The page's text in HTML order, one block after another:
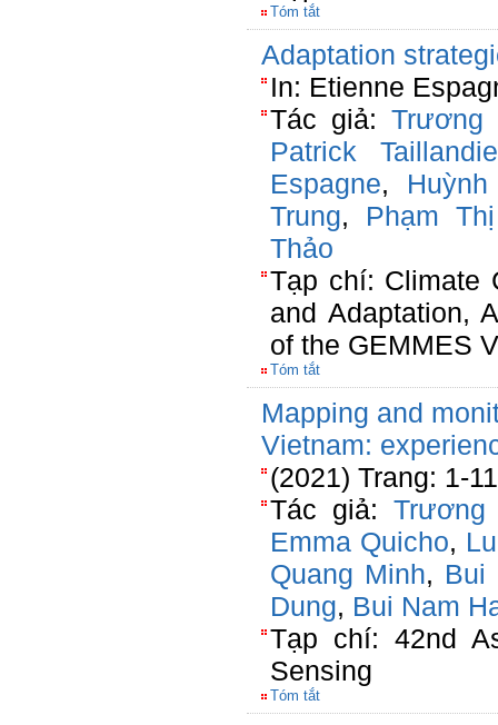
Tóm tắt
Adaptation
In: Etienne
Tác giả: Trương
Patrick
Espagne,
Trung, Phạm
Thảo
Tạp chí: Climate
and Adaptation,
of the GEMMES
Tóm tắt
Mapping and
Vietnam:
(2021) Trang: 1-11
Tác giả: Trương
Emma Quicho,
Quang Minh, Bui
Dung, Bui Nam
Tạp chí: 42nd
Sensing
Tóm tắt